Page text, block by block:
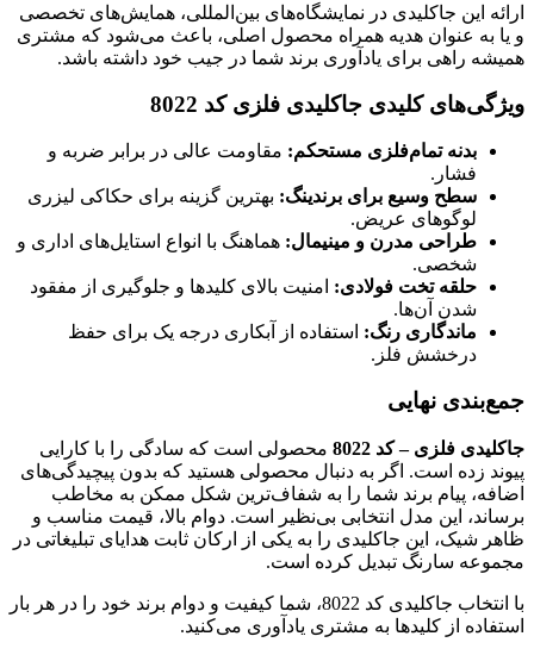
ارائه این جاکلیدی در نمایشگاه‌های بین‌المللی، همایش‌های تخصصی
و یا به عنوان هدیه همراه محصول اصلی، باعث می‌شود که مشتری
همیشه راهی برای یادآوری برند شما در جیب خود داشته باشد.
ویژگی‌های کلیدی جاکلیدی فلزی کد 8022
بدنه تمام‌فلزی مستحکم: مقاومت عالی در برابر ضربه و
فشار.
سطح وسیع برای برندینگ: بهترین گزینه برای حکاکی لیزری
لوگوهای عریض.
طراحی مدرن و مینیمال: هماهنگ با انواع استایل‌های اداری و
شخصی.
حلقه تخت فولادی: امنیت بالای کلیدها و جلوگیری از مفقود
شدن آن‌ها.
ماندگاری رنگ: استفاده از آبکاری درجه یک برای حفظ
درخشش فلز.
جمع‌بندی نهایی
جاکلیدی فلزی – کد 8022
محصولی است که سادگی را با کارایی
پیوند زده است. اگر به دنبال محصولی هستید که بدون پیچیدگی‌های
اضافه، پیام برند شما را به شفاف‌ترین شکل ممکن به مخاطب
برساند، این مدل انتخابی بی‌نظیر است. دوام بالا، قیمت مناسب و
ظاهر شیک، این جاکلیدی را به یکی از ارکان ثابت هدایای تبلیغاتی در
مجموعه سارنگ تبدیل کرده است.
با انتخاب جاکلیدی کد 8022، شما کیفیت و دوام برند خود را در هر بار
استفاده از کلیدها به مشتری یادآوری می‌کنید.